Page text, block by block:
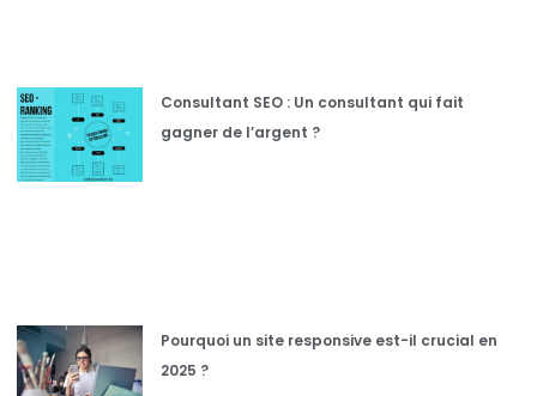
Consultant SEO : Un consultant qui fait
gagner de l’argent ?
Pourquoi un site responsive est-il crucial en
2025 ?